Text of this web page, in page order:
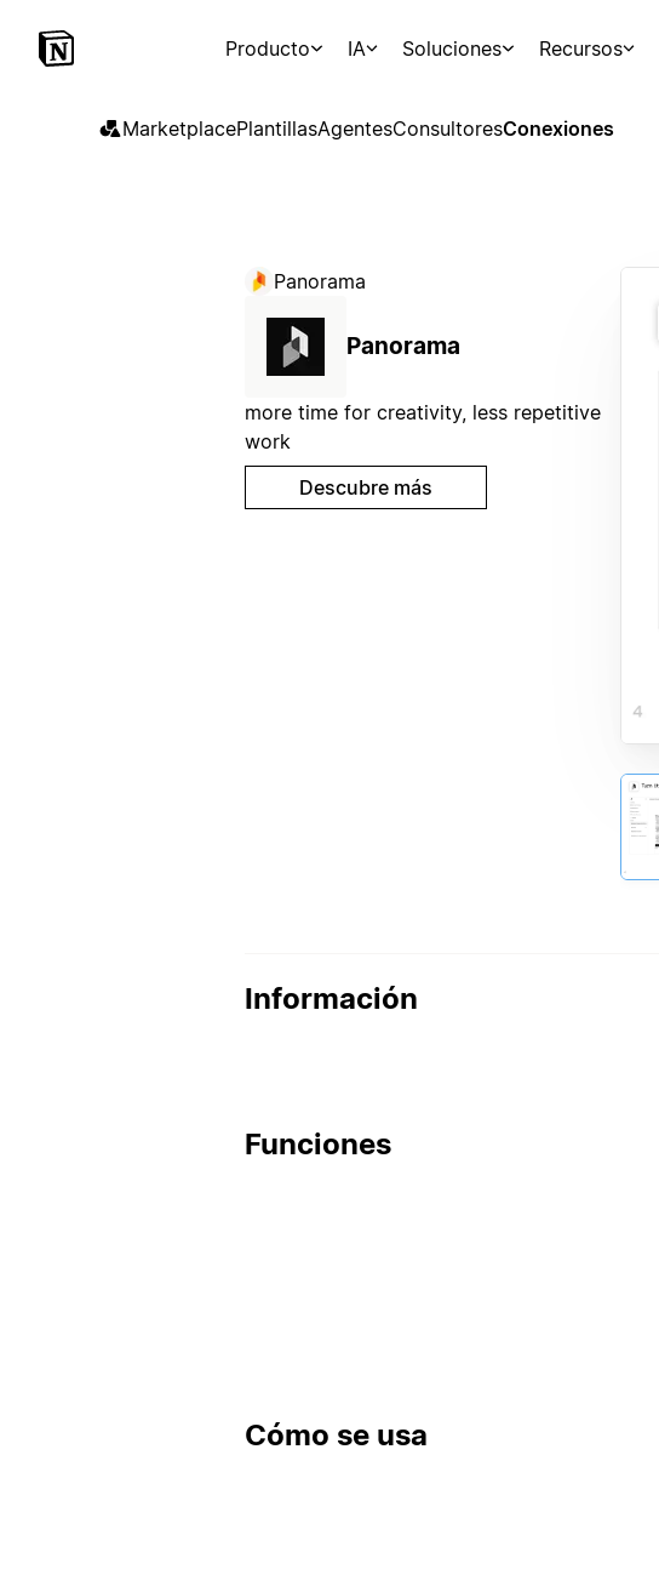
Producto IA Soluciones Recursos
MarketplacePlantillasAgentesConsultoresConexiones
Panorama
Panorama
more time for creativity, less repetitive
work
Descubre más
Información
Funciones
Cómo se usa